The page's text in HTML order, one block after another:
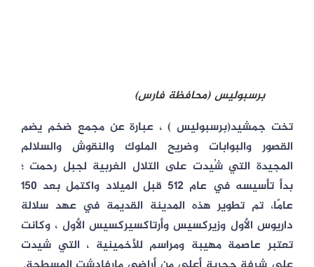
برسبوليس (محافظة فارس)
تخت جمشيد(برسبوليس ) ، عبارة عن مجمع ضخم يضم
القصور والبوابات وضريح الملوك والنقوش والسلالم
المجيدة التي شُيدت على التلال الغربية لجبل رحمت ؛
بدأ تأسيسه في عام 512 قبل الميلاد واكتمل بعد 150
عامًا، تم تطوير هذه المدينة القديمة في عهد سلالة
داريوس الأول وزيركسيس وأرتاكسيركسيس الأول ، وكانت
تعتبر عاصمة مهيبة ومراسم للأخمينية ، التي شيدت